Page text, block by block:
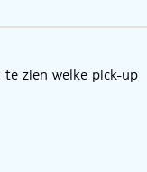
zien welke pick-up